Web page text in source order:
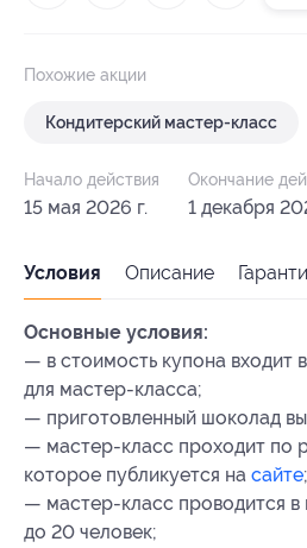
Похожие акции
Кондитерский мастер-класс
Начало действия
15 мая 2026 г.
Окончание
1 декабря
Условия Описание
Основные условия:
— в стоимость купона входит
для мастер-класса;
— приготовленный шоколад
— мастер-класс проходит по
которое публикуется на сайте;
— мастер-класс проводится в
до 20 человек;